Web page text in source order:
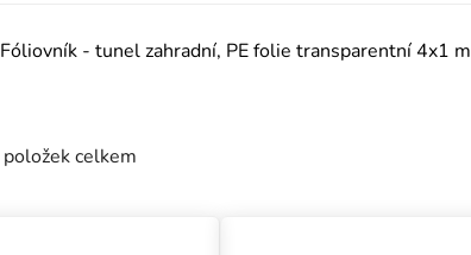
Fóliovník - tunel zahradní, PE folie transparentní 4x1 m
položek celkem